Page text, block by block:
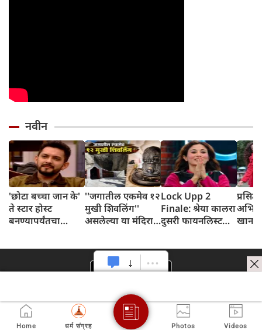
नवीन
'छोटा बच्चा जान के'
ते स्टार होस्ट
बनण्यापर्यंतचा
''जगातील एकमेव १२
मुखी शिवलिंग''
असलेल्या या मंदिरात
Lock Upp 2
Finale: श्रेया कालरा
दुसरी फायनलिस्ट
संपला
Home धर्म संग्रह Photos Videos